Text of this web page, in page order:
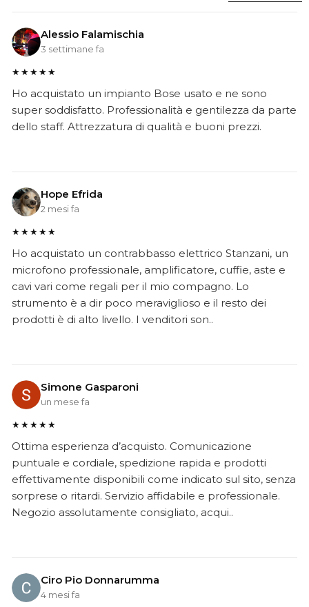
Alessio Falamischia
3 settimane fa
★★★★★
Ho acquistato un impianto Bose usato e ne sono
super soddisfatto. Professionalità e gentilezza da parte
dello staff. Attrezzatura di qualità e buoni prezzi.
Hope Efrida
2 mesi fa
★★★★★
Ho acquistato un contrabbasso elettrico Stanzani, un
microfono professionale, amplificatore, cuffie, aste e
cavi vari come regali per il mio compagno. Lo
strumento è a dir poco meraviglioso e il resto dei
prodotti è di alto livello. I venditori son..
Simone Gasparoni
un mese fa
★★★★★
Ottima esperienza d’acquisto. Comunicazione
puntuale e cordiale, spedizione rapida e prodotti
effettivamente disponibili come indicato sul sito, senza
sorprese o ritardi. Servizio affidabile e professionale.
Negozio assolutamente consigliato, acqui..
Ciro Pio Donnarumma
4 mesi fa